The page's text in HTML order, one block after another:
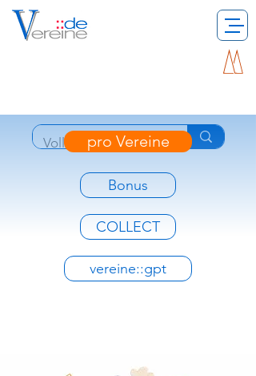
pro Vereine
Bonus
COLLECT
vereine::gpt